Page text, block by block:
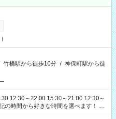
竹橋駅から徒歩10分 / 神保町駅から徒
12:30～22:00 15:30～21:00 12:30～
があります